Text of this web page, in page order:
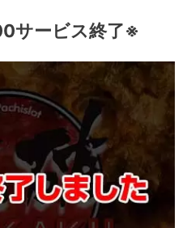
ービス終了※